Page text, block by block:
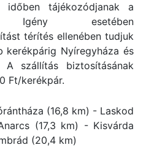
időben tájékozódjanak a
Igény esetében
térítés ellenében tudjuk
kerékpárig Nyíregyháza és
szállítás biztosításának
Ft/kerékpár.
(16,8 km) - Laskod
(17,3 km) - Kisvárda
(20,4 km)